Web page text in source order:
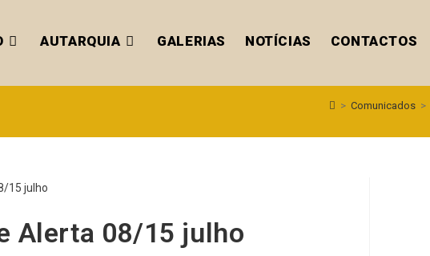
AUTARQUIA GALERIAS NOTÍCIAS CONTACTOS
> Comunicados >
Alerta 08/15 julho